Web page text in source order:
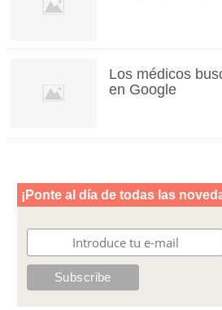
Los médicos
en Google